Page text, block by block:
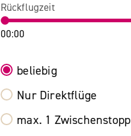
Rückflugzeit
00:00
beliebig
Nur Direktflüge
max. 1 Zwischenstopp